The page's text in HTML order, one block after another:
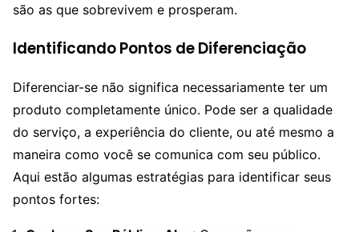
são as que sobrevivem e prosperam.
Identificando Pontos de Diferenciação
Diferenciar-se não significa necessariamente ter um
produto completamente único. Pode ser a qualidade
do serviço, a experiência do cliente, ou até mesmo a
maneira como você se comunica com seu público.
Aqui estão algumas estratégias para identificar seus
pontos fortes: